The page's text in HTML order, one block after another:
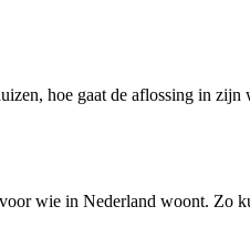
hoe gaat de aflossing in
wie in Nederland woont. Zo